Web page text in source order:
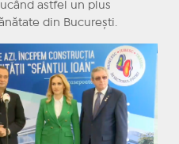
astfel un plus
din București.